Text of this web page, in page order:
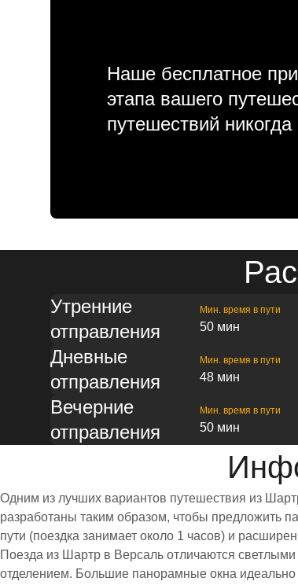
Наше бесплатное
этапа вашего
путешествий
Утренние
отправления
Мин. время в пути
50 мин
Дневные
отправления
Мин. время в пути
48 мин
Вечерние
отправления
Мин. время в пути
50 мин
Одним из лучших вариантов путешествия из
разработаны таким образом, чтобы предложить
пути (поездка занимает около 1 часов) и
Поезда из Шартр в Версаль отличаются
отделением. Большие панорамные окна